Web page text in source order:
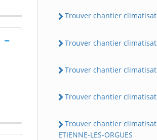
Trouver chantier
Trouver chantier
Trouver chantier
Trouver chantier
Trouver chantier
ETIENNE-LES-ORGUES